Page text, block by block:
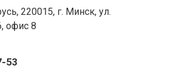
220015, г. Минск, ул.
офис 8
53